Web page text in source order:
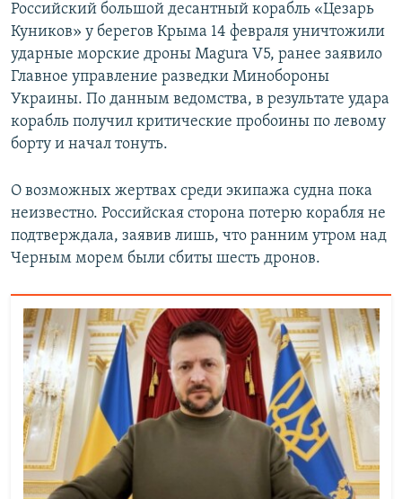
Российский большой десантный корабль «Цезарь
Куников» у берегов Крыма 14 февраля уничтожили
ударные морские дроны Magura V5, ранее заявило
Главное управление разведки Минобороны
Украины. По данным ведомства, в результате удара
корабль получил критические пробоины по левому
борту и начал тонуть.
О возможных жертвах среди экипажа судна пока
неизвестно. Российская сторона потерю корабля не
подтверждала, заявив лишь, что ранним утром над
Черным морем были сбиты шесть дронов.